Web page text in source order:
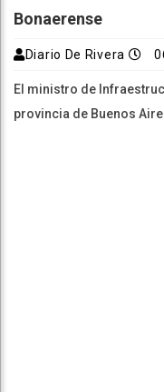
Bonaerense
Diario De Rivera
El ministro de
provincia de Buenos